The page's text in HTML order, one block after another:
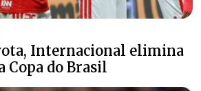
Internacional elimina
Copa do Brasil